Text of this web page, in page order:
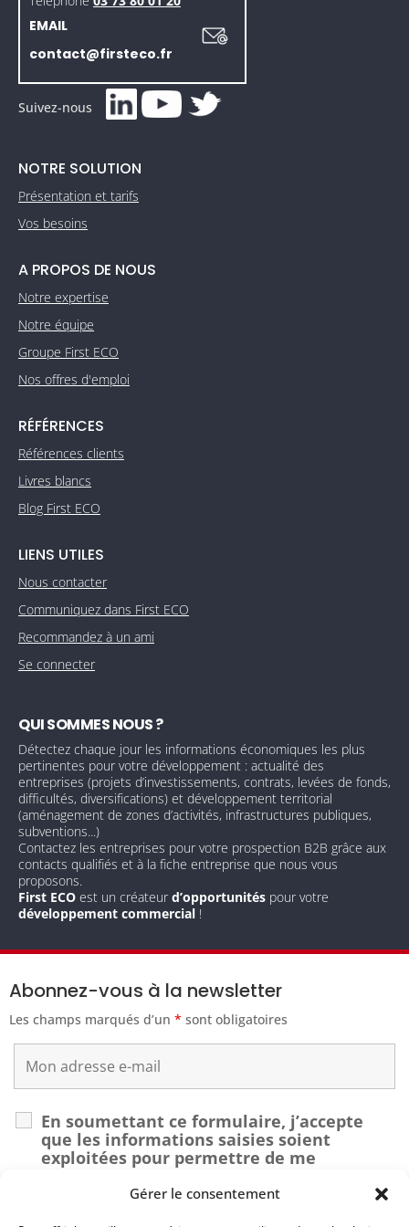
Gérer le consentement
EMAIL
contact@firsteco.fr
Suivez-nous
NOTRE SOLUTION
Présentation et tarifs
Vos besoins
A PROPOS DE NOUS
Notre expertise
Notre équipe
Groupe First ECO
Nos offres d'emploi
RÉFÉRENCES
Références clients
Livres blancs
Blog First ECO
LIENS UTILES
Nous contacter
Communiquez dans First ECO
Recommandez à un ami
Se connecter
QUI SOMMES NOUS ?
Détectez chaque jour les informations économiques les plus
pertinentes pour votre développement : actualité des
entreprises (projets d’investissements, contrats, levées de fonds,
difficultés, diversifications) et développement territorial
(aménagement de zones d’activités, infrastructures publiques,
subventions...)
Contactez les entreprises pour votre prospection B2B grâce aux
contacts qualifiés et à la fiche entreprise que nous vous
proposons.
First ECO est un créateurd’opportunités pour votre
développement commercial !
Abonnez-vous à la newsletter
Les champs marqués d’un * sont obligatoires
En soumettant ce formulaire, j’accepte
que les informations saisies soient
exploitées pour permettre de me